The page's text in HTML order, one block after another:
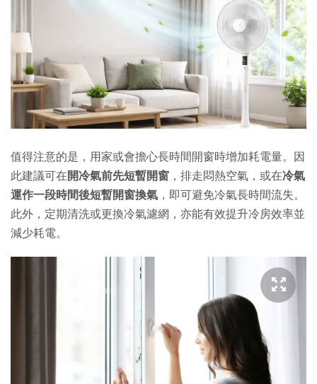
值得注意的是， 用家或會擔心長時間開窗時增加耗電量。因
此建議可在開冷氣前先短暫開窗 ，排走悶熱空氣，或在冷氣
運作一段時間後短暫開窗換氣 ，即可避免冷氣長時間流失。
此外，定期清洗或更換冷氣濾網，亦能有效提升冷房效率並
減少耗電。